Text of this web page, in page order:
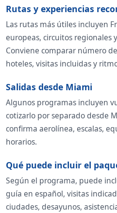
Rutas y experiencias
Las rutas más útiles incluyen
europeas, circuitos regionales
Conviene comparar número
hoteles, visitas incluidas y
Salidas desde Miami
Algunos programas incluyen
cotizarlo por separado desde
confirma aerolínea, escalas,
horarios.
Qué puede incluir el
Según el programa, puede
guía en español, visitas
ciudades, desayunos,